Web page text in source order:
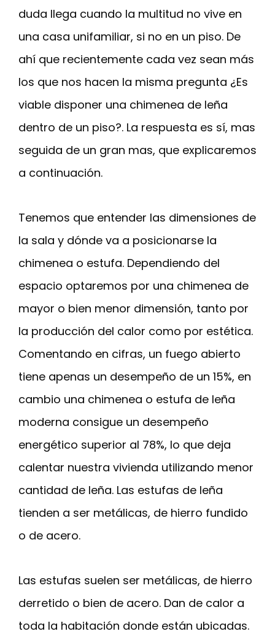
duda llega cuando la multitud no vive en
una casa unifamiliar, si no en un piso. De
ahí que recientemente cada vez sean más
los que nos hacen la misma pregunta ¿Es
viable disponer una chimenea de leña
dentro de un piso?. La respuesta es sí, mas
seguida de un gran mas, que explicaremos
a continuación.
Tenemos que entender las dimensiones de
la sala y dónde va a posicionarse la
chimenea o estufa. Dependiendo del
espacio optaremos por una chimenea de
mayor o bien menor dimensión, tanto por
la producción del calor como por estética.
Comentando en cifras, un fuego abierto
tiene apenas un desempeño de un 15%, en
cambio una chimenea o estufa de leña
moderna consigue un desempeño
energético superior al 78%, lo que deja
calentar nuestra vivienda utilizando menor
cantidad de leña. Las estufas de leña
tienden a ser metálicas, de hierro fundido
o de acero.
Las estufas suelen ser metálicas, de hierro
derretido o bien de acero. Dan de calor a
toda la habitación donde están ubicadas.